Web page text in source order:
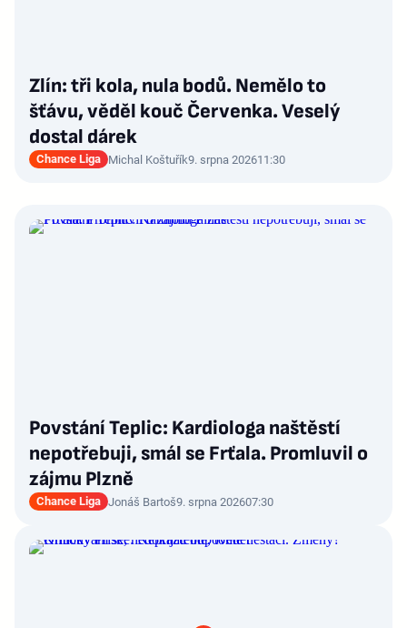
Zlín: tři kola, nula bodů. Nemělo to
šťávu, věděl kouč Červenka. Veselý
dostal dárek
Chance Liga Michal Koštuřík9. srpna 202611:30
Povstání Teplic: Kardiologa naštěstí
nepotřebuji, smál se Frťala. Promluvil o
zájmu Plzně
Chance Liga Jonáš Bartoš9. srpna 202607:30